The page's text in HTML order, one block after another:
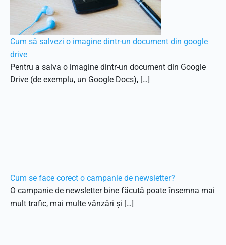
Cum să salvezi o imagine dintr-un document din google
drive
Pentru a salva o imagine dintr-un document din Google
Drive (de exemplu, un Google Docs), […]
Cum se face corect o campanie de newsletter?
O campanie de newsletter bine făcută poate însemna mai
mult trafic, mai multe vânzări și […]